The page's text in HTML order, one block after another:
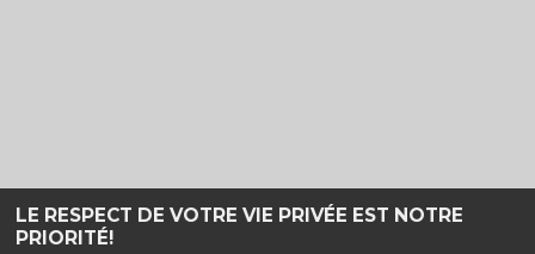
LE RESPECT DE VOTRE VIE PRIVÉE EST NOTRE
PRIORITÉ!